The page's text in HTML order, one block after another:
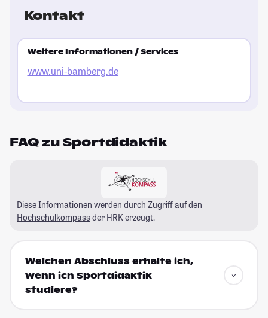
Kontakt
Weitere Informationen / Services
www.uni-bamberg.de
FAQ zu Sportdidaktik
Diese Informationen werden durch Zugriff auf den
Hochschulkompass der HRK erzeugt.
Welchen Abschluss erhalte ich,
wenn ich Sportdidaktik
studiere?